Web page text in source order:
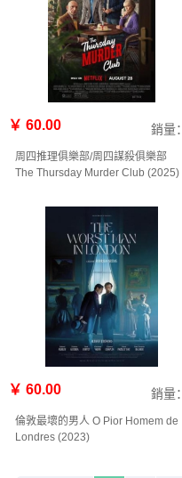
￥ 60.00 銷量：
周四推理俱樂部/周四謀殺俱樂部
The Thursday Murder Club (2025)
￥ 60.00 銷量：
倫敦最壞的男人 O Pior Homem de
Londres (2023)